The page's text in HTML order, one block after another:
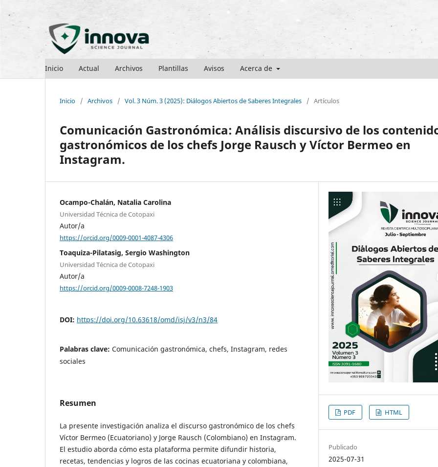
Inicio Actual Archivos Plantillas Avisos Acerca de
Inicio / Archivos / Vol. 3 Núm. 3 (2025): Diálogos Abiertos de Saberes Integrales / Artículos
Comunicación Gastronómica: Análisis discursivo de los
gastronómicos de los chefs Jorge Rausch y Víctor Bermeo en
Instagram.
Ocampo-Chalán, Natalia Carolina
Universidad Técnica de Cotopaxi
Autor/a
https://orcid.org/0009-0001-4087-4306
Toaquiza-Pilatasig, Sergio Washington
Universidad Técnica de Cotopaxi
Autor/a
https://orcid.org/0009-0008-7248-1903
DOI: https://doi.org/10.63618/omd/isj/v3/n3/84
Palabras clave: Comunicación gastronómica, chefs, Instagram, redes
sociales
Resumen
La presente investigación analiza el discurso gastronómico de los chefs
Víctor Bermeo (Ecuatoriano) y Jorge Rausch (Colombiano) en Instagram.
El estudio aborda cómo esta plataforma permite difundir historia,
recetas, tendencias y logros de las cocinas ecuatoriana y colombiana,
PDF HTML
Publicado
2025-07-31